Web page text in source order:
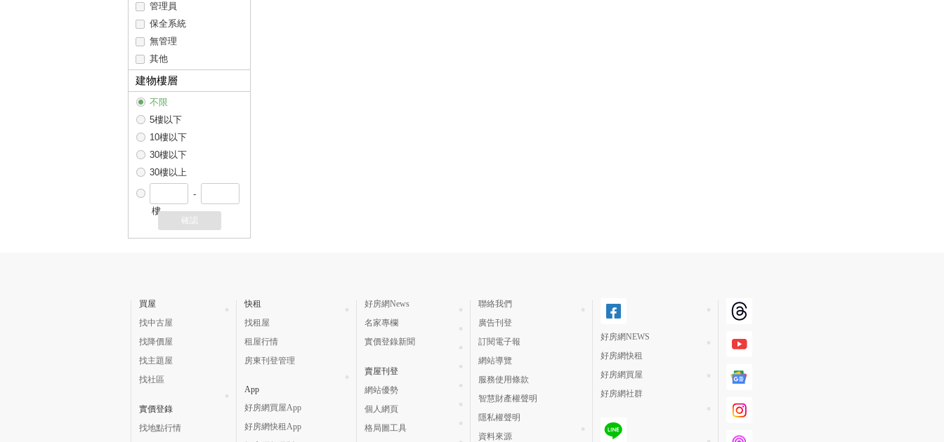
管理員
保全系統
無管理
其他
建物樓層
不限
5樓以下
10樓以下
30樓以下
30樓以上
-
樓
確認
買屋
找中古屋
找降價屋
找主題屋
找社區
實價登錄
找地點行情
快租
找租屋
租屋行情
房東刊登管理
App
好房網買屋App
好房網快租App
好房網News
名家專欄
實價登錄新聞
賣屋刊登
網站優勢
個人網頁
格局圖工具
聯絡我們
廣告刊登
訂閱電子報
網站導覽
服務使用條款
智慧財產權聲明
隱私權聲明
資料來源
好房網NEWS
好房網快租
好房網買屋
好房網社群